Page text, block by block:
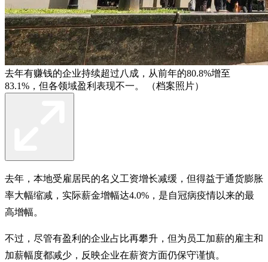
去年有赚钱的企业持续超过八成，从前年的80.8%增至
83.1%，但各领域盈利表现不一。 （档案照片）
去年，本地受雇居民的名义工资增长减缓，但得益于通货膨胀
率大幅缩减，实际薪金增幅达4.0%，是自冠病疫情以来的最
高增幅。
不过，尽管有盈利的企业占比再攀升，但为员工加薪的雇主和
加薪幅度都减少，反映企业在薪资方面仍保守谨慎。